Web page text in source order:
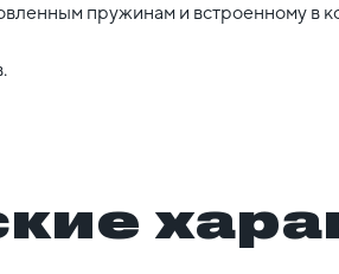
пружинам и встроенному в